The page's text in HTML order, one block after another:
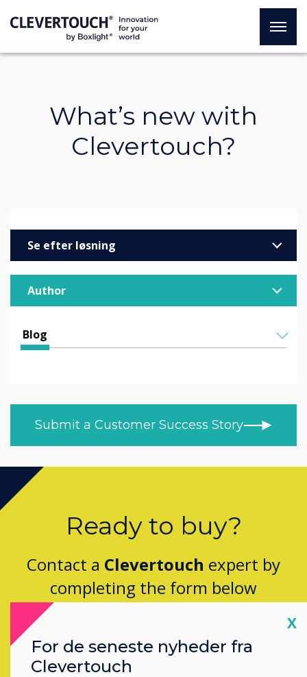
What’s new with
Clevertouch?
Se efter løsning
Højere og videregående uddannelse
Detail
MOD/Government
Author
Melizza Cuizon
Jack Willson
Gareth Middleton
Nick Barker
John Ginty
Corinna Denbow
Blog
KUNDEHISTORIER
BLOG
LÆR DERHJEMME
Submit a Customer Success Story
Ready to buy?
Contact a Clevertouch expert by
completing the form below
Udfyld denne formular
X
For de seneste nyheder fra
Clevertouch